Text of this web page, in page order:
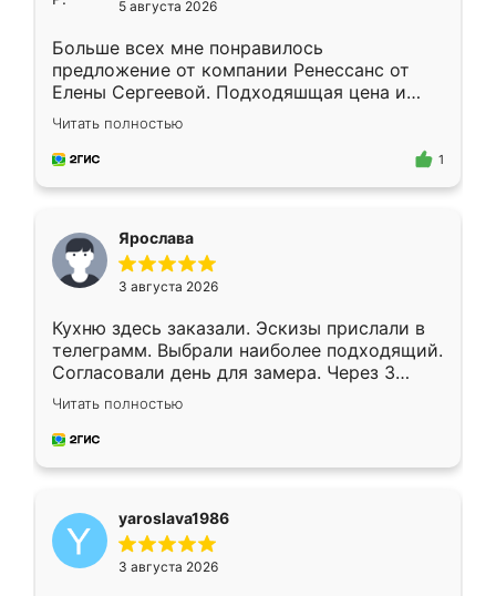
5 августа 2026
Больше всех мне понравилось
предложение от компании Ренессанс от
Елены Сергеевой. Подходяшщая цена и
короткие сроки изготовления. Приехавший
для замера сотрудник Владислав
предложил по моему эскизу самый
Читать полностью
1
Ярослава
3 августа 2026
Кухню здесь заказали. Эскизы прислали в
телеграмм. Выбрали наиболее подходящий.
Согласовали день для замера. Через 3
недели кухня была уже готова. Остались
довольны работой. Спасибо Ренессанс
мебель за качественную работу!
Читать полностью
yaroslava1986
3 августа 2026